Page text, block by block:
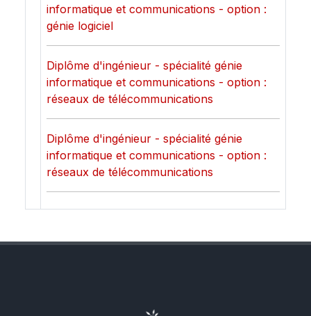
informatique et communications - option :
génie logiciel
Diplôme d'ingénieur - spécialité génie
informatique et communications - option :
réseaux de télécommunications
Diplôme d'ingénieur - spécialité génie
informatique et communications - option :
réseaux de télécommunications